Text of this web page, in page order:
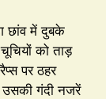
छांव में दुबके
को ताड़
पर ठहर
उसकी गंदी नजरें